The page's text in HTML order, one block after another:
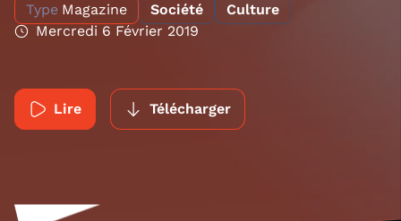
Type Magazine Société
Culture
Mercredi 6 Février 2019
Lire Télécharger